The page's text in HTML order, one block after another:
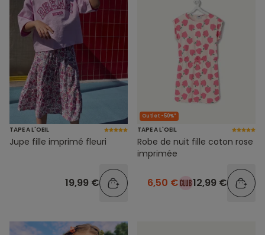
TAPE A L'OEIL
Jupe fille imprimé fleuri
19,99 €
Outlet -50%*
TAPE A L'OEIL
Robe de nuit fille coton rose
imprimée
6,50 € 12,99 €